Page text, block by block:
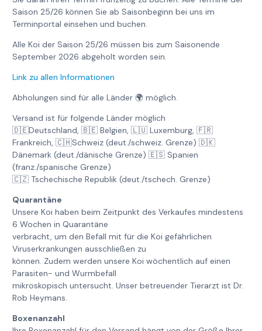
Saison 25/26 können Sie ab Saisonbeginn bei uns im
Terminportal einsehen und buchen.
Alle Koi der Saison 25/26 müssen bis zum Saisonende
September 2026 abgeholt worden sein.
Link zu allen Informationen
Abholungen sind für alle Länder 🌍 möglich.
Versand ist für folgende Länder möglich
🇩🇪Deutschland, 🇧🇪 Belgien, 🇱🇺 Luxemburg, 🇫🇷
Frankreich, 🇨🇭Schweiz (deut./schweiz. Grenze) 🇩🇰
Dänemark (deut./dänische Grenze) 🇪🇸 Spanien
(franz./spanische Grenze)
🇨🇿 Tschechische Republik (deut./tschech. Grenze)
Quarantäne
Unsere Koi haben beim Zeitpunkt des Verkaufes mindestens
6 Wochen in Quarantäne
verbracht, um den Befall mit für die Koi gefährlichen
Viruserkrankungen ausschließen zu
können. Zudem werden unsere Koi wöchentlich auf einen
Parasiten- und Wurmbefall
mikroskopisch untersucht. Unser betreuender Tierarzt ist Dr.
Rob Heymans.
Boxenanzahl